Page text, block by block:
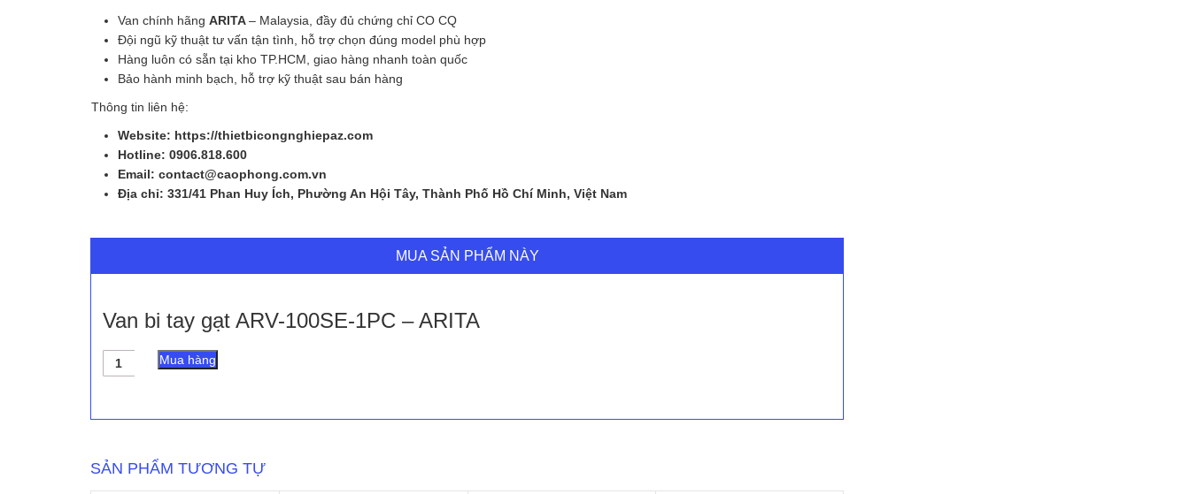
Van chính hãng ARITA– Malaysia, đầy đủ chứng chỉ CO CQ
Đội ngũ kỹ thuật tư vấn tận tình, hỗ trợ chọn đúng model phù hợp
Hàng luôn có sẵn tại kho TP.HCM, giao hàng nhanh toàn quốc
Bảo hành minh bạch, hỗ trợ kỹ thuật sau bán hàng
Thông tin liên hệ:
Website: https://thietbicongnghiepaz.com
Hotline: 0906.818.600
Email: contact@caophong.com.vn
Địa chỉ: 331/41 Phan Huy Ích, Phường An Hội Tây, Thành Phố Hồ Chí Minh, Việt Nam
MUA SẢN PHẨM NÀY
Van bi tay gạt ARV-100SE-1PC – ARITA
Van
bi
ARV-
-
Mua hàng
SẢN PHẨM TƯƠNG TỰ